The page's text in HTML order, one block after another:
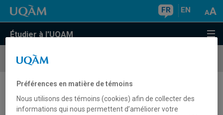
FR EN
Étudier à l'UQAM
Écoles et
Écoles d'été
Préférences en matière de témoins
Nous utilisons des témoins (cookies) afin de collecter des
informations qui nous permettent d’améliorer votre